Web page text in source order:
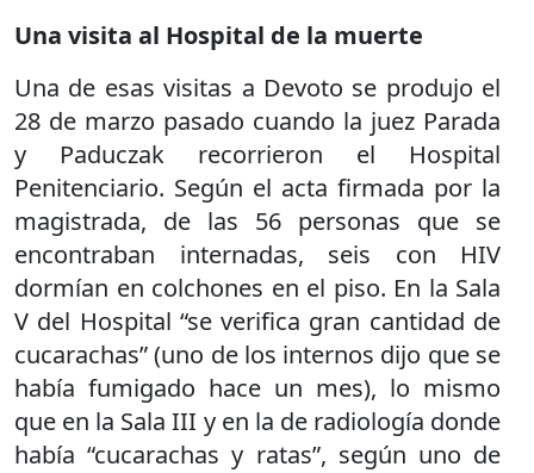
Una visita al Hospital de la muerte
Una de esas visitas a Devoto se produjo el
28 de marzo pasado cuando la juez Parada
y Paduczak recorrieron el Hospital
Penitenciario. Según el acta firmada por la
magistrada, de las 56 personas que se
encontraban internadas, seis con HIV
dormían en colchones en el piso. En la Sala
V del Hospital “se verifica gran cantidad de
cucarachas” (uno de los internos dijo que se
había fumigado hace un mes), lo mismo
que en la Sala III y en la de radiología donde
había “cucarachas y ratas”, según uno de